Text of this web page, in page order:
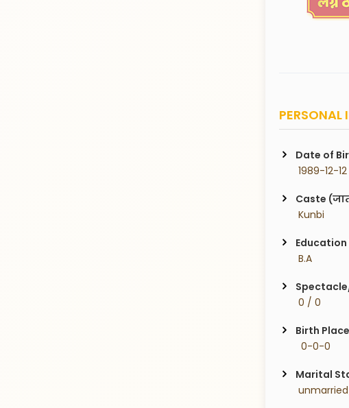
Date of
1989-12-12
Caste
Kunbi
B.A
0 / 0
Birth
  0-0-0
Marital